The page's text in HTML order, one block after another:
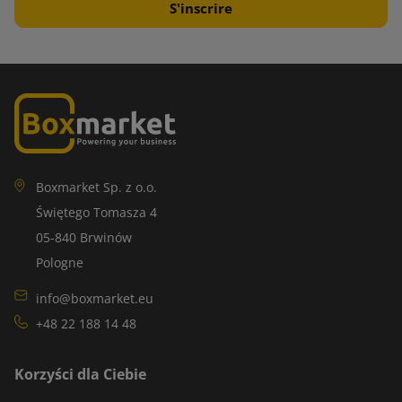
compte lors du choix de l'emballage ?
Tout d'abord, il convient de déterminer le type de carton dont
choix, il faut tenir compte des dimensions, du type et du
poids des produits, ainsi que des exigences en matière de
Les cartons personnalisés doivent être solides et résistants
pour protéger les produits contre les dommages. Par
attention à la qualité des matériaux utilisés pour sa
fabrication.
fonction pratique et peuvent faire partie d'une stratégie et
Boxmarket Sp. z o.o.
Świętego Tomasza 4
05-840 Brwinów
Pologne
info@boxmarket.eu
+48 22 188 14 48
Korzyści dla Ciebie